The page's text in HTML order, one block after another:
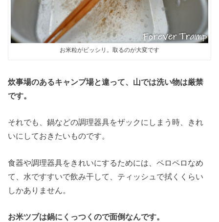
お米粒がビッシリ。取るのが大変です
炊事場のあるキャンプ場と違って、山では洗い物は厳禁
です。
それでも、鍋などの調理器具をザックにしまう時、きれ
いにしておきたいものです。
食器や調理器具をきれいにするためには、ペロペロなめ
て、水ですすいで飲み干して、ティッシュで拭くくらい
しかありません。
お米ツブは鍋にくっつくので面倒なんです。